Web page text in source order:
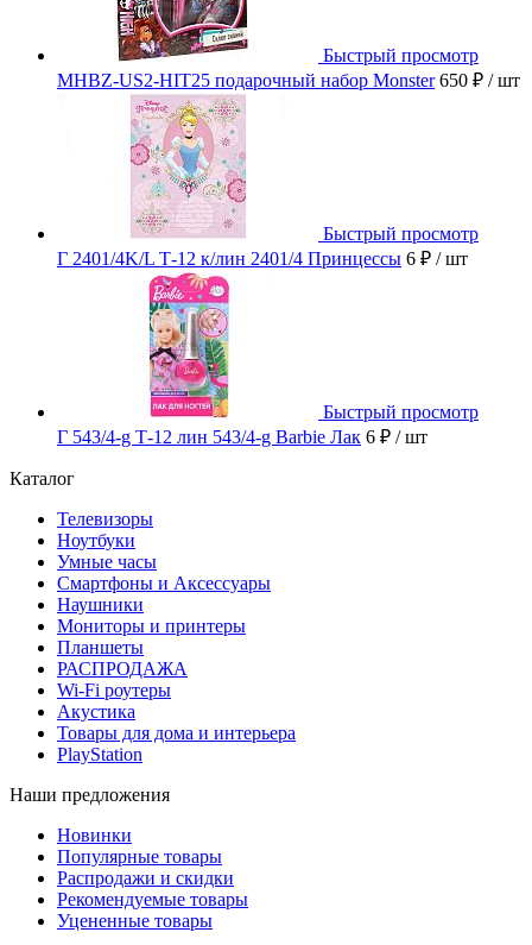
Быстрый просмотр
MHBZ-US2-HIT25 подарочный набор Monster 650 ₽ / шт
Быстрый просмотр
Г 2401/4K/L Т-12 к/лин 2401/4 Принцессы 6 ₽ / шт
Быстрый просмотр
Г 543/4-g Т-12 лин 543/4-g Barbie Лак 6 ₽ / шт
Каталог
Телевизоры
Ноутбуки
Умные часы
Смартфоны и Аксессуары
Наушники
Мониторы и принтеры
Планшеты
РАСПРОДАЖА
Wi-Fi роутеры
Акустика
Товары для дома и интерьера
PlayStation
Наши предложения
Новинки
Популярные товары
Распродажи и скидки
Рекомендуемые товары
Уцененные товары